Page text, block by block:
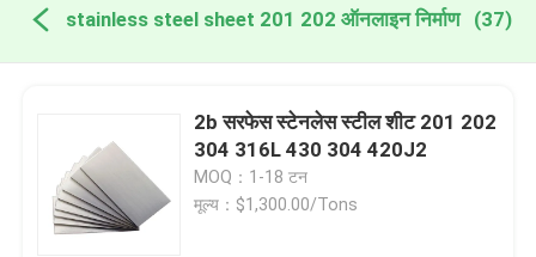
stainless steel sheet 201 202 ऑनलाइन निर्माण (37)
2b सरफेस स्टेनलेस स्टील शीट 201 202
304 316L 430 304 420J2
MOQ：1-18 टन
मूल्य：$1,300.00/Tons